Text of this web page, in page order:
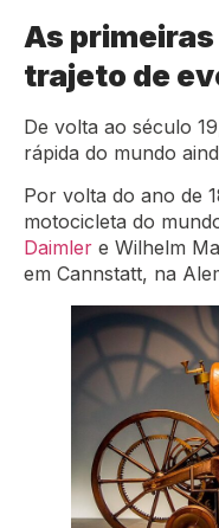
As
trajeto de
De volta ao século
rápida do mundo
Por volta do ano de
motocicleta do
Daimler e Wilhelm
em Cannstatt, na